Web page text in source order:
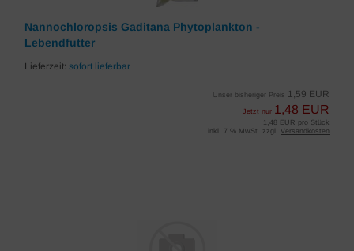
Nannochloropsis Gaditana Phytoplankton -
Lebendfutter
Lieferzeit: sofort lieferbar
Unser bisheriger Preis 1,59 EUR
Jetzt nur 1,48 EUR
1,48 EUR pro Stück
inkl. 7 % MwSt. zzgl. Versandkosten